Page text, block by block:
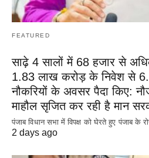
FEATURED
साढ़े 4 सालों में 68 हजार से
1.83 लाख करोड़ के निवेश से
नौकरियों के अवसर पैदा किए:
माहौल सृजित कर रही है मान
पंजाब विधान सभा में विपक्ष को घेरते हुए पंजाब
2 days ago